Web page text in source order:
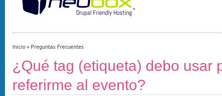
Inicio » Preguntas Frecuentes
¿Qué tag (etiqueta) debo usar
referirme al evento?